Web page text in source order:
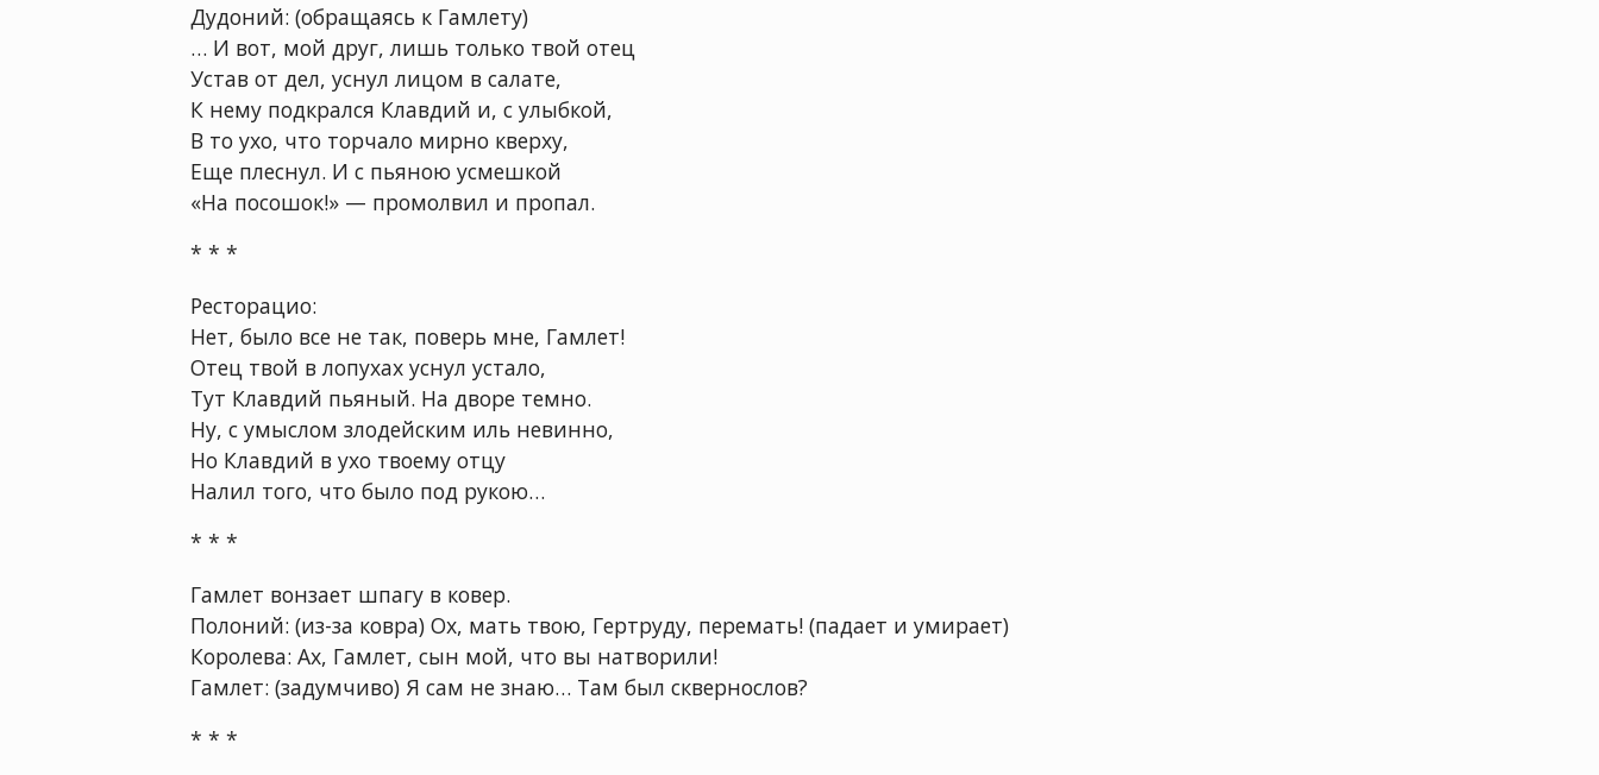
Дудоний: (обращаясь к Гамлету)
… И вот, мой друг, лишь только твой отец
Устав от дел, уснул лицом в салате,
К нему подкрался Клавдий и, с улыбкой,
В то ухо, что торчало мирно кверху,
Еще плеснул. И с пьяною усмешкой
«На посошок!» — промолвил и пропал.
* * *
Ресторацио:
Нет, было все не так, поверь мне, Гамлет!
Отец твой в лопухах уснул устало,
Тут Клавдий пьяный. На дворе темно.
Ну, с умыслом злодейским иль невинно,
Но Клавдий в ухо твоему отцу
Налил того, что было под рукою…
* * *
Гамлет вонзает шпагу в ковер.
Полоний: (из-за ковра) Ох, мать твою, Гертруду, перемать! (падает и умирает)
Королева: Ах, Гамлет, сын мой, что вы натворили!
Гамлет: (задумчиво) Я сам не знаю… Там был сквернослов?
* * *